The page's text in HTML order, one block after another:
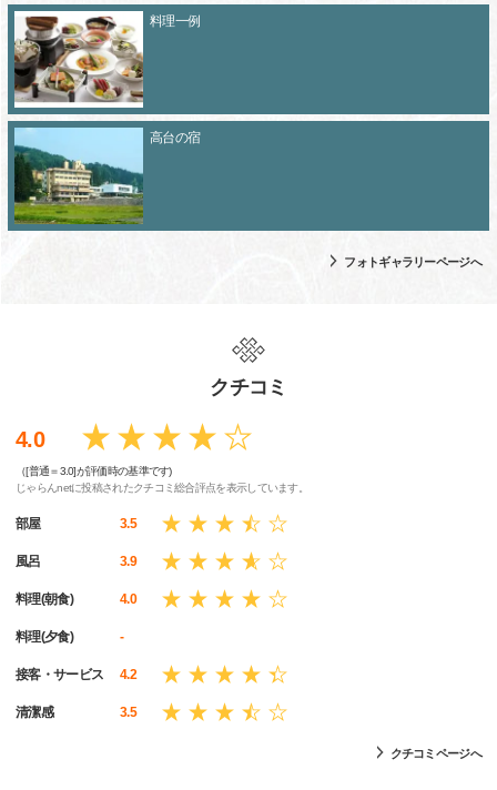
料理一例
高台の宿
フォトギャラリーページへ
クチコミ
4.0
（[普通＝3.0]が評価時の基準です)
じゃらんnetに投稿されたクチコミ総合評点を表示しています。
部屋 3.5
風呂 3.9
料理(朝食) 4.0
料理(夕食) -
接客・サービス 4.2
清潔感 3.5
クチコミページへ